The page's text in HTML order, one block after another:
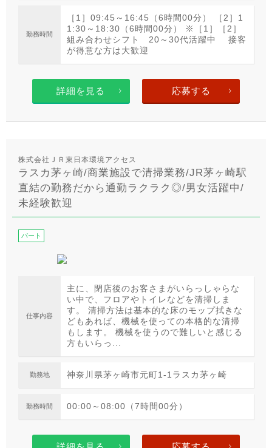
勤務時間
［1］09:45～16:45（6時間00分） ［2］1
1:30～18:30（6時間00分） ※［1］［2］
組み合わせシフト 20～30代活躍中 接客
が得意な方は大歓迎
詳細を見る 応募する
株式会社ＪＲ東日本環境アクセス
ラスカ茅ヶ崎/商業施設で清掃業務/JR茅ヶ崎駅
直結の勤務だから通勤ラクラク◎/男女活躍中/
未経験歓迎
パート
仕事内容
主に、閉店後のお客さまがいらっしゃらな
い中で、フロアやトイレなどを清掃しま
す。 清掃方法は基本的な床のモップ拭きな
どもあれば、機械を使っての本格的な清掃
もします。 機械を使うので難しいと感じる
方もいらっ...
勤務地 神奈川県茅ヶ崎市元町1-1ラスカ茅ヶ崎
勤務時間 00:00～08:00（7時間00分）